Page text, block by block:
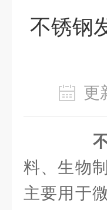
不锈钢
更
料、生物
主要用于